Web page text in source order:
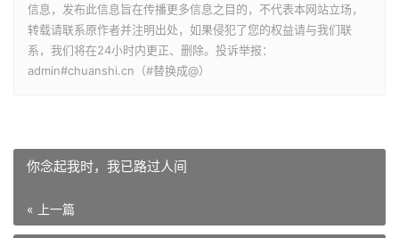
信息，发布此信息旨在传播更多信息之目的，不代表本网站立场，
转载请联系原作者并注明出处，如果侵犯了您的权益请与我们联
系，我们将在24小时内更正、删除。投诉举报：
admin#chuanshi.cn（#替换成@）
你念起我时，我已路过人间
« 上一篇